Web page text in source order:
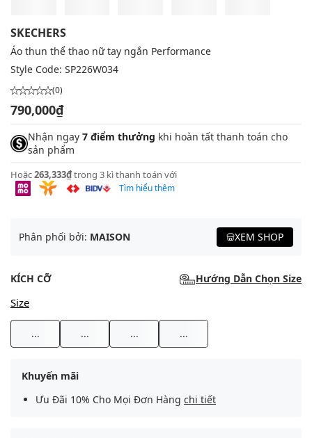
SKECHERS
Áo thun thể thao nữ tay ngắn Performance
Style Code: SP226W034
(0)
790,000₫
Nhận ngay 7 điểm thưởng khi hoàn tất thanh toán cho
sản phẩm
Hoặc263,333₫trong 3 kì thanh toán với
Tìm hiểu thêm
Phân phối bởi: MAISON XEM SHOP
KÍCH CỠ Hướng Dẫn Chọn Size
Size
... ... ... ...
Khuyến mãi
Ưu Đãi 10% Cho Mọi Đơn Hàng chi tiết